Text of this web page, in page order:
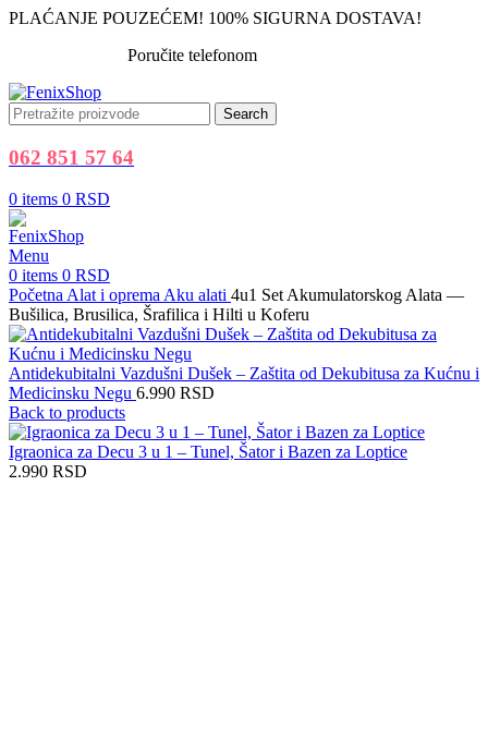
PLAĆANJE POUZEĆEM! 100% SIGURNA DOSTAVA!
Poručite telefonom
Search
062 851 57 64
0 items 0 RSD
Menu
0 items 0 RSD
PočetnaAlat i opremaAku alati 4u1 Set Akumulatorskog Alata —
Bušilica, Brusilica, Šrafilica i Hilti u Koferu
Antidekubitalni Vazdušni Dušek – Zaštita od Dekubitusa za Kućnu i
Medicinsku Negu 6.990 RSD
Back to products
Igraonica za Decu 3 u 1 – Tunel, Šator i Bazen za Loptice
2.990 RSD